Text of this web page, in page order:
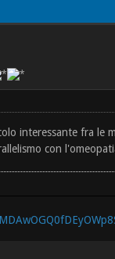
interessante fra le
con